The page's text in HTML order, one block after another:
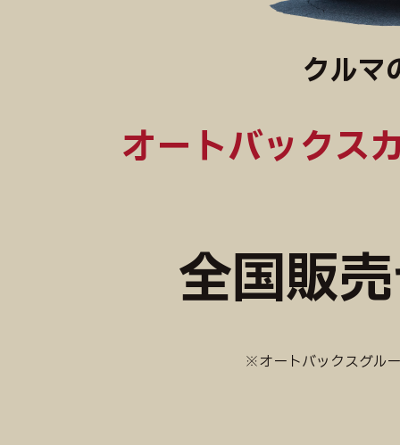
クルマ
オートバックス
全国販
※オートバックスグル